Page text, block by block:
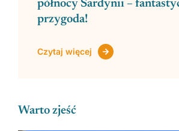
północy Sardynii –
przygoda!
Czytaj więcej
Warto zjeść